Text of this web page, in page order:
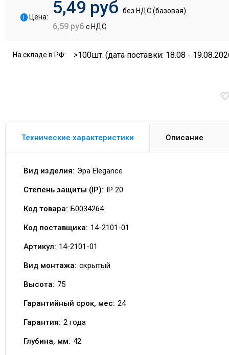
i Цена: 5,49 руб без НДС (базовая)
6,59 руб с НДС
На складе в РФ: >100шт. (дата поставки: 18.08 -
Технические характеристики Описание
Вид изделия: Эра Elegance
Степень защиты (IP): IP 20
Код товара: Б0034264
Код поставщика: 14-2101-01
Артикул: 14-2101-01
Вид монтажа: скрытый
Высота: 75
Гарантийный срок, мес: 24
Гарантия: 2 года
Глубина, мм: 42